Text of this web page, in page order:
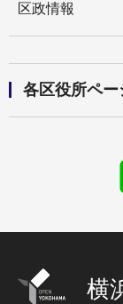
区政情報
各区役所ペー
横